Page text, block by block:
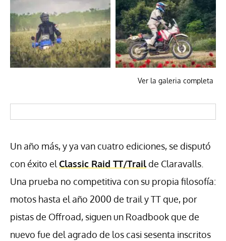
Ver la galeria completa
Un año más, y ya van cuatro ediciones, se disputó
con éxito el Classic Raid TT/Trailde Claravalls.
Una prueba no competitiva con su propia filosofía:
motos hasta el año 2000 de trail y TT que, por
pistas de Offroad, siguen un Roadbook que de
nuevo fue del agrado de los casi sesenta inscritos